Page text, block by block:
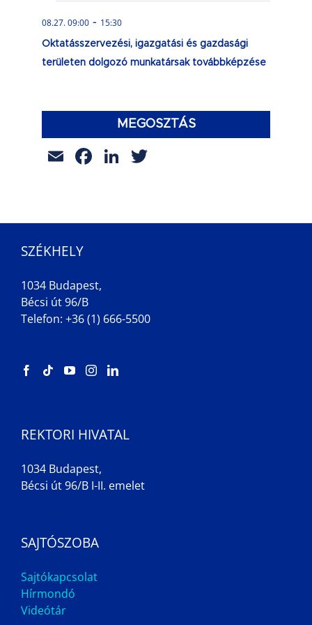
08.27. 09:00 - 15:30
Oktatásszervezési, igazgatási és gazdasági
területen dolgozó munkatársak továbbképzése
MEGOSZTÁS
EmailFacebook
LinkedIn
SZÉKHELY
1034 Budapest,
Bécsi út 96/B
Telefon: +36 (1) 666-5500
REKTORI HIVATAL
1034 Budapest,
Bécsi út 96/B I-II. emelet
SAJTÓSZOBA
Sajtókapcsolat
Hírmondó
Videótár